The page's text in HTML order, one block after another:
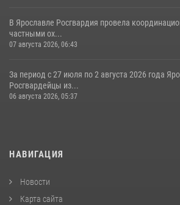
В Ярославле Росгвардия провела
частными ох...
07 августа 2026, 06:43
За период с 27 июля по 2 августа 2026 года
Росгвардейцы из...
06 августа 2026, 05:37
НАВИГАЦИЯ
Новости
Карта сайта